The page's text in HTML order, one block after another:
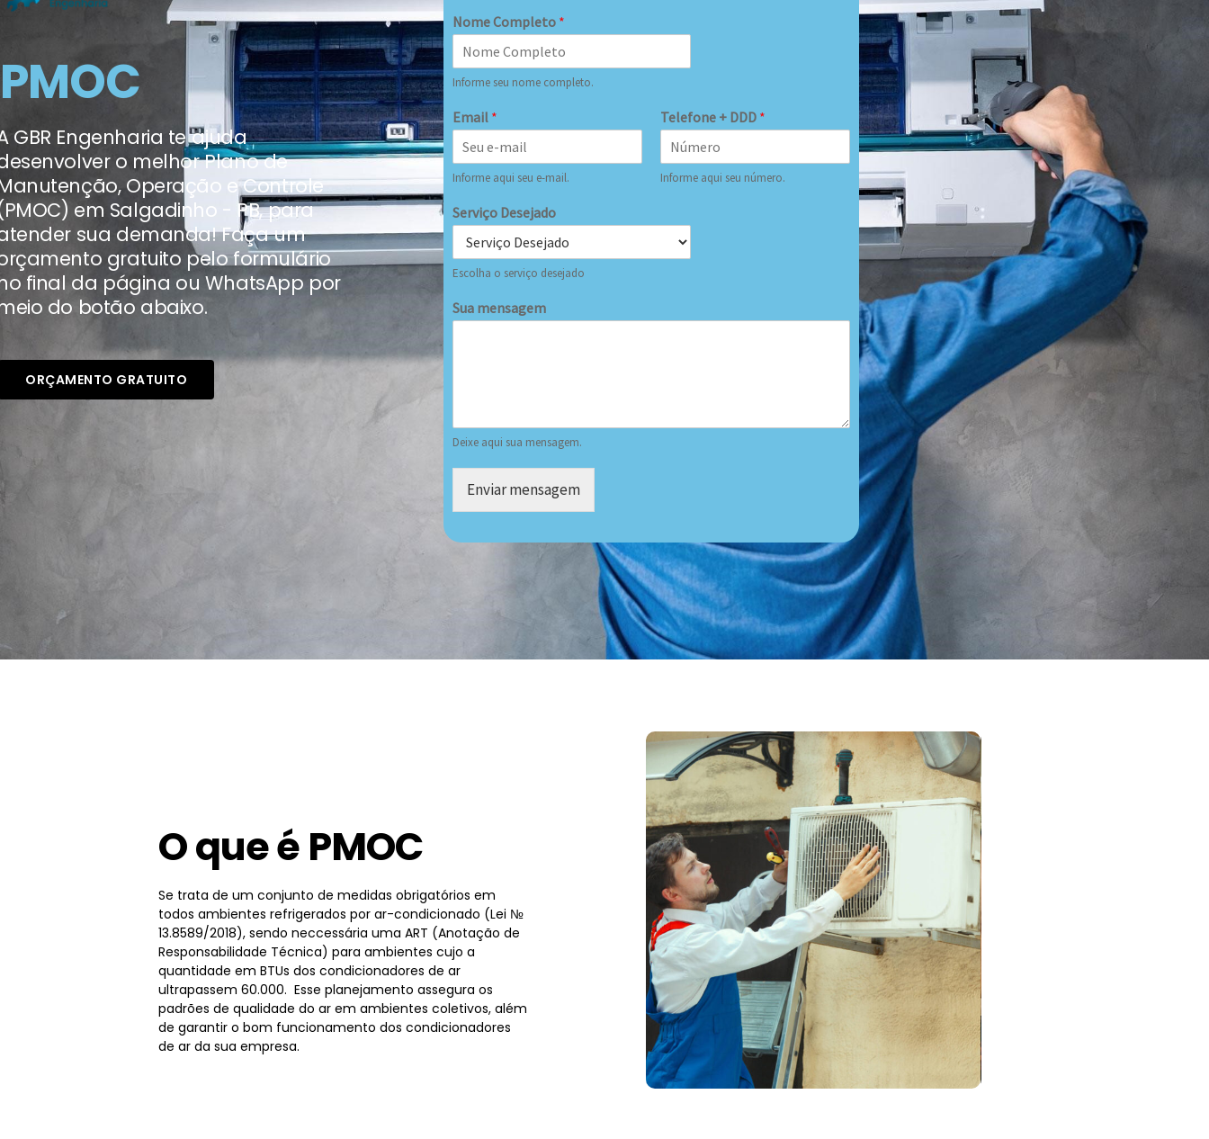
PMOC
GBR Engenharia te ajuda
o melhor Plano de
Operação e Controle
em Salgadinho - PB, para
sua demanda! Faça um
gratuito pelo formulário
final da página ou WhatsApp por
do botão abaixo.
ORÇAMENTO GRATUITO
Nome Completo *
Informe seu nome completo.
Email *
Informe aqui seu e-mail.
Telefone + DDD *
Informe aqui seu número.
Serviço Desejado
Escolha o serviço desejado
Sua mensagem
Deixe aqui sua mensagem.
Enviar mensagem
O que é PMOC
Se trata de um conjunto de medidas obrigatórios em
todos ambientes refrigerados por ar-condicionado (Lei №
13.8589/2018), sendo neccessária uma ART (Anotação de
Responsabilidade Técnica) para ambientes cujo a
quantidade em BTUs dos condicionadores de ar
ultrapassem 60.000. Esse planejamento assegura os
padrões de qualidade do ar em ambientes coletivos, além
de garantir o bom funcionamento dos condicionadores
de ar da sua empresa.